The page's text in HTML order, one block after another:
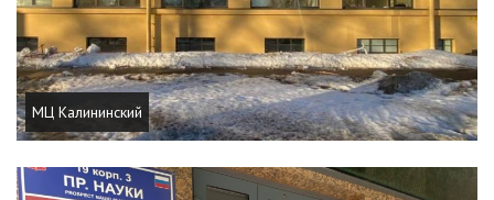
МЦ Калининский